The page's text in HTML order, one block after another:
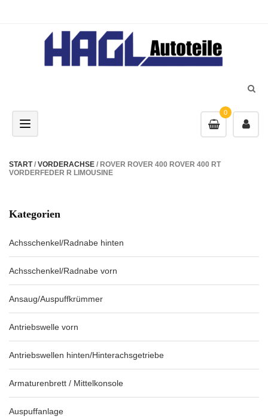
0
Toggle navigation
START/ VORDERACHSE / ROVER ROVER 400 ROVER 400 RT
VORDERFEDER R LIMOUSINE
Kategorien
Achsschenkel/Radnabe hinten
Achsschenkel/Radnabe vorn
Ansaug/Auspuffkrümmer
Antriebswelle vorn
Antriebswellen hinten/Hinterachsgetriebe
Armaturenbrett / Mittelkonsole
Auspuffanlage